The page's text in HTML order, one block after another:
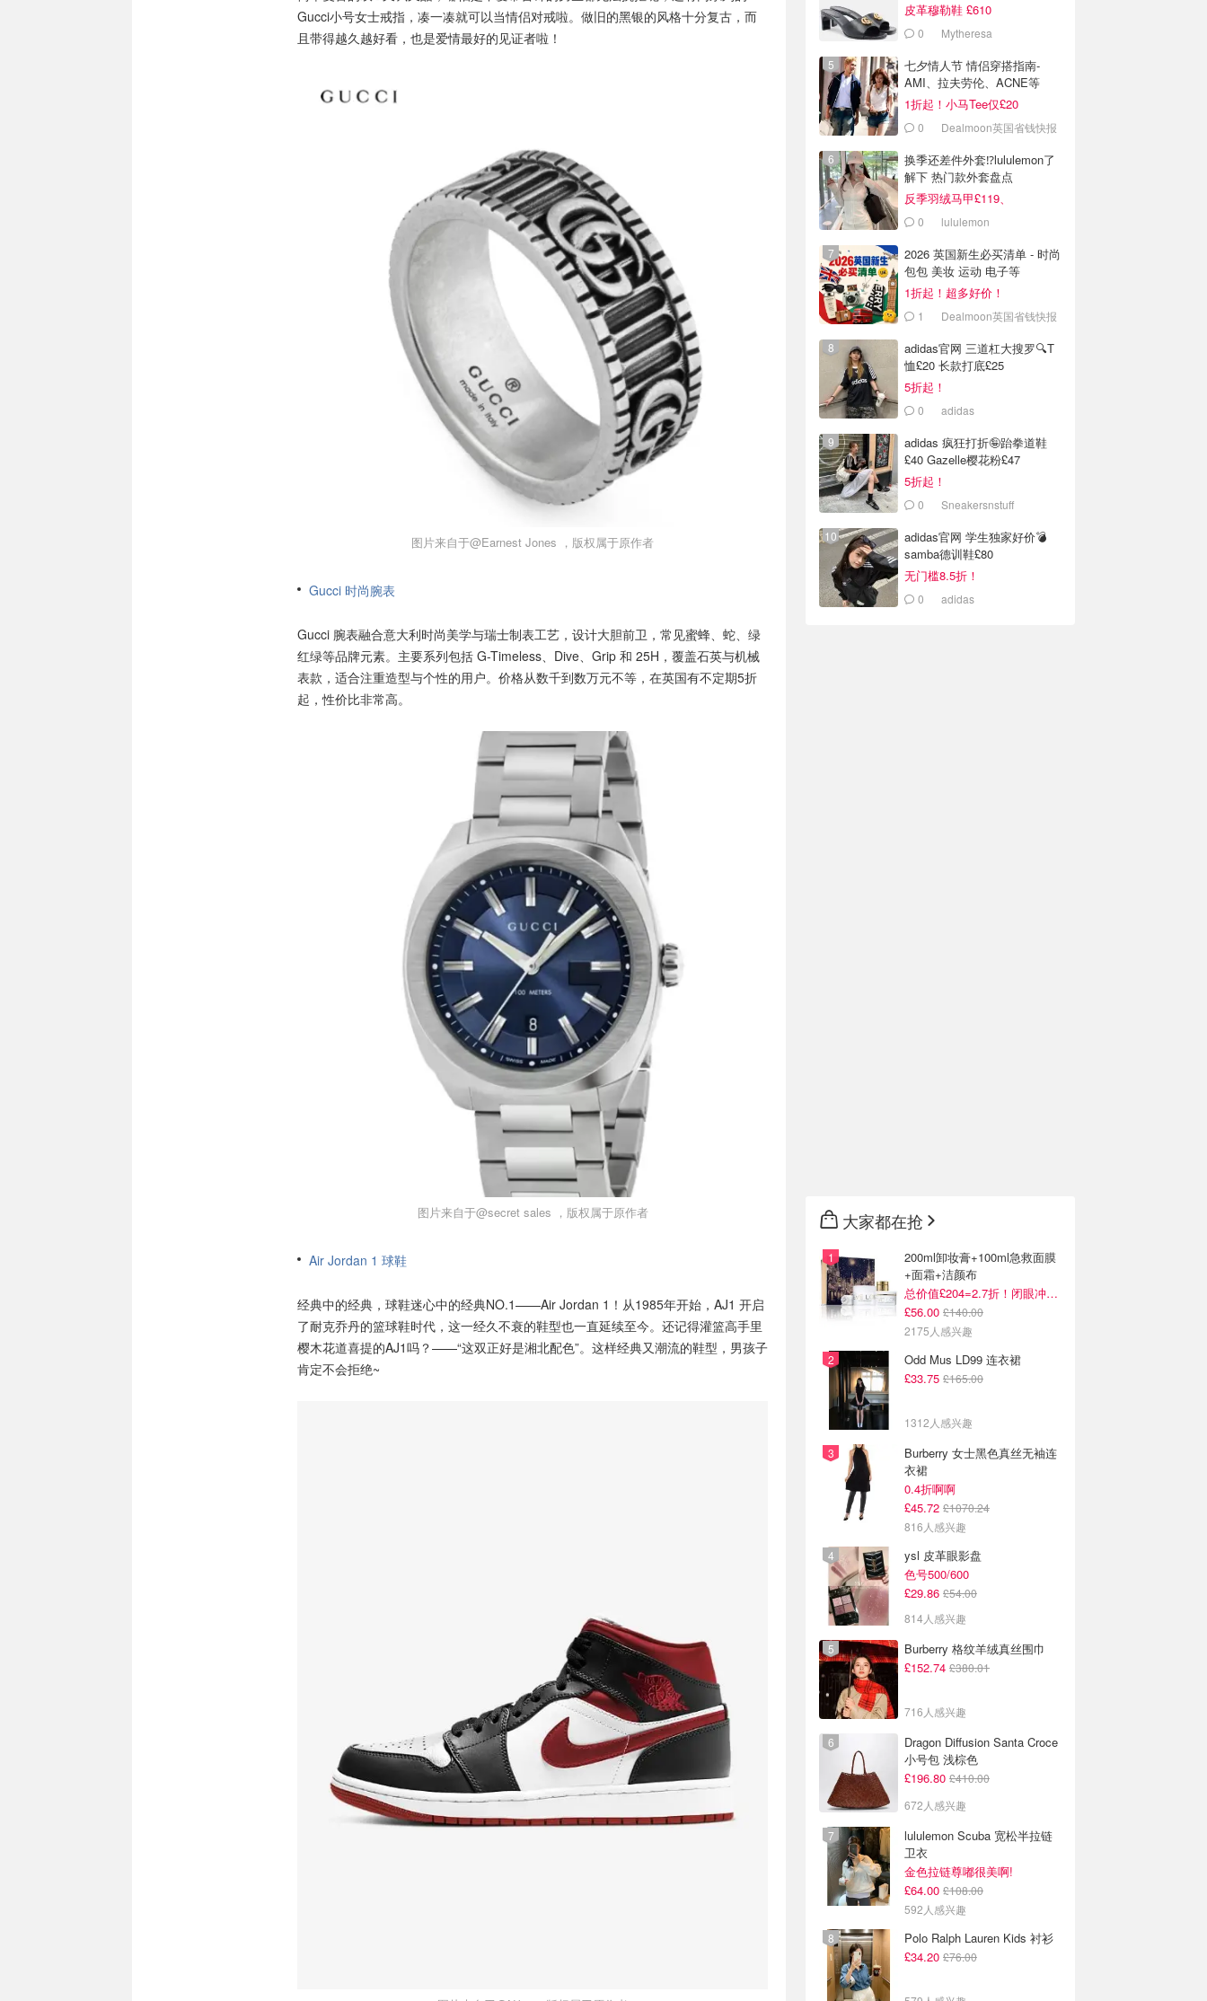
Gucci小号女士戒指，凑一凑就可以当情侣对戒啦。做旧的黑银的风格十分复古，而
且带得越久越好看，也是爱情最好的见证者啦！
图片来自于@Earnest Jones ，版权属于原作者
Gucci 时尚腕表
Gucci 腕表融合意大利时尚美学与瑞士制表工艺，设计大胆前卫，常见蜜蜂、蛇、绿
红绿等品牌元素。主要系列包括 G-Timeless、Dive、Grip 和 25H，覆盖石英与机械
表款，适合注重造型与个性的用户。价格从数千到数万元不等，在英国有不定期5折
起，性价比非常高。
图片来自于@secret sales ，版权属于原作者
Air Jordan 1 球鞋
经典中的经典，球鞋迷心中的经典NO.1——Air Jordan 1！从1985年开始，AJ1 开启
了耐克乔丹的篮球鞋时代，这一经久不衰的鞋型也一直延续至今。还记得灌篮高手里
樱木花道喜提的AJ1吗？——“这双正好是湘北配色”。这样经典又潮流的鞋型，男孩子
肯定不会拒绝~
皮革穆勒鞋 £610
0 Mytheresa
七夕情人节 情侣穿搭指南-
AMI、拉夫劳伦、ACNE等
1折起！小马Tee仅£20
0 Dealmoon英国省钱快报
换季还差件外套⁉️lululemon了
解下 热门款外套盘点
反季羽绒马甲£119、
Define£84
0 lululemon
2026 英国新生必买清单 - 时尚
包包 美妆 运动 电子等
1折起！超多好价！
1 Dealmoon英国省钱快报
adidas官网 三道杠大搜罗🔍T
恤£20 长款打底£25
5折起！
0 adidas
adidas 疯狂打折🤪跆拳道鞋
£40 Gazelle樱花粉£47
5折起！
0 Sneakersnstuff
adidas官网 学生独家好价💣
samba德训鞋£80
无门槛8.5折！
0 adidas
大家都在抢
200ml卸妆膏+100ml急救面膜
+面霜+洁颜布
总价值£204=2.7折！闭眼冲这套！
£56.00 £140.00
2175人感兴趣
Odd Mus LD99 连衣裙
£33.75 £165.00
1312人感兴趣
Burberry 女士黑色真丝无袖连
衣裙
0.4折啊啊
£45.72 £1070.24
816人感兴趣
ysl 皮革眼影盘
色号500/600
£29.86 £54.00
814人感兴趣
Burberry 格纹羊绒真丝围巾
£152.74 £380.01
716人感兴趣
Dragon Diffusion Santa Croce
小号包 浅棕色
£196.80 £410.00
672人感兴趣
lululemon Scuba 宽松半拉链
卫衣
金色拉链尊嘟很美啊!
£64.00 £108.00
592人感兴趣
Polo Ralph Lauren Kids 衬衫
£34.20 £76.00